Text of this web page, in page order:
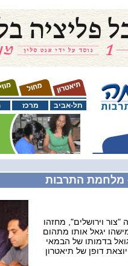
מרכז תל-אביב
– מלחמת התרבות
מחכה "צור וירושלים", מחזהו
יגאל אותו מתהום
בדמותו של הבמאי
דופן של תיאטרון